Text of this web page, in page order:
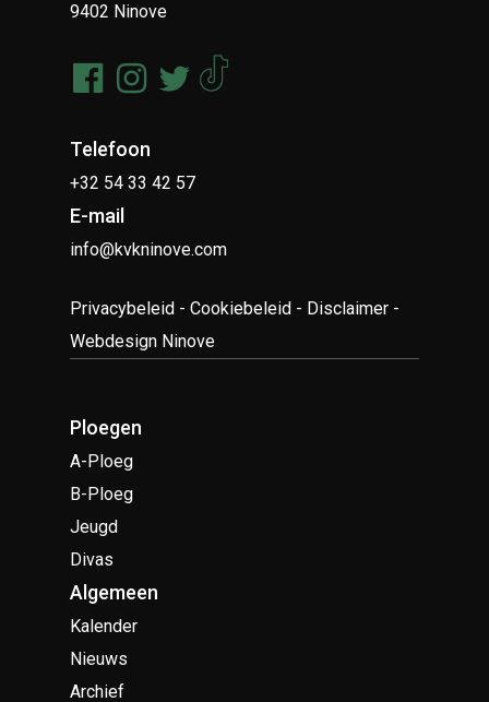
9402 Ninove
Telefoon
+32 54 33 42 57
E-mail
info@kvkninove.com
Privacybeleid -Cookiebeleid - Disclaimer -
Webdesign Ninove
Ploegen
A-Ploeg
B-Ploeg
Jeugd
Divas
Algemeen
Kalender
Nieuws
Archief